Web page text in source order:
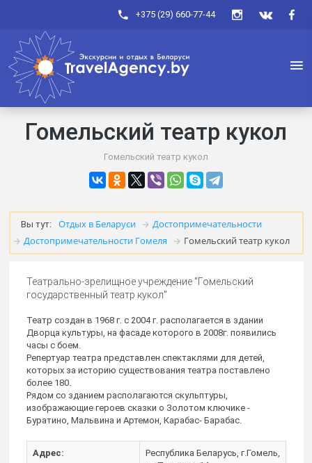
+375 (29) 660-77-44
Гомельский театр кукол
Гомельский театр кукол
Вы тут: Отдых в Беларуси
Достопримечательности
Достопримечательности Гомеля
Гомельский театр кукол
Театрально-зрелищное учреждение "Гомельский
государственный театр кукол"
Театр создан в 1968 г. с 2004 г. располагается в здании
Дворца культуры, на фасаде которого в 2008г. появились
часы с боем.
Репертуар театра представлен спектаклями для детей,
которых за историю существования театра поставлено
более 180.
Рядом со зданием располагаются скульптуры,
изображающие героев сказки о Золотом ключике -
Буратино, Мальвина и Артемон, Карабас- Барабас.
Адрес:
Республика Беларусь, г.Гомель,